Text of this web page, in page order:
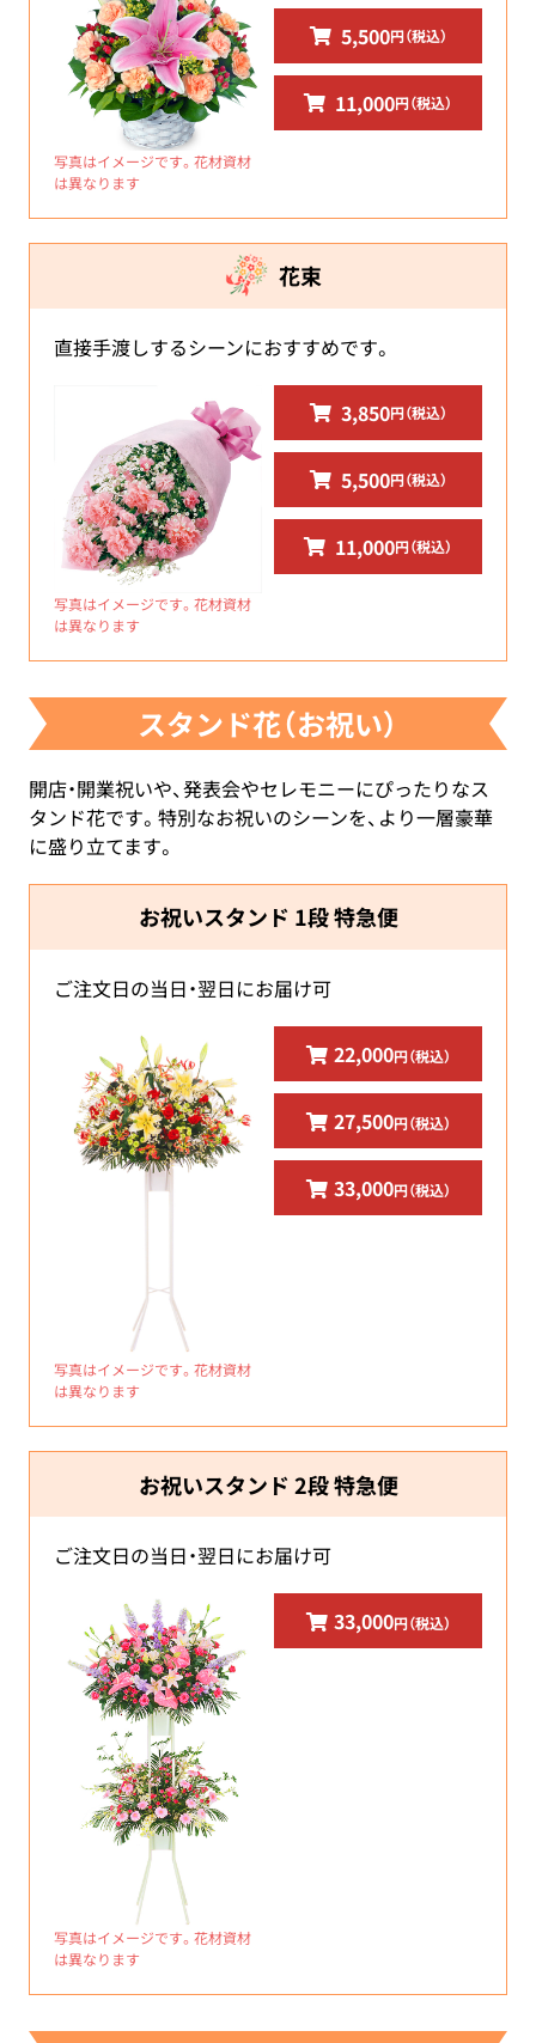
写真はイメージです。花材資材
は異なります
5,500円（税込）
11,000円（税込）
花束
直接手渡しするシーンにおすすめです。
写真はイメージです。花材資材
は異なります
3,850円（税込）
5,500円（税込）
11,000円（税込）
スタンド花（お祝い）
開店・開業祝いや、発表会やセレモニーにぴったりなス
タンド花です。特別なお祝いのシーンを、より一層豪華
に盛り立てます。
お祝いスタンド 1段 特急便
ご注文日の当日・翌日にお届け可
写真はイメージです。花材資材
は異なります
22,000円（税込）
27,500円（税込）
33,000円（税込）
お祝いスタンド 2段 特急便
ご注文日の当日・翌日にお届け可
写真はイメージです。花材資材
は異なります
33,000円（税込）